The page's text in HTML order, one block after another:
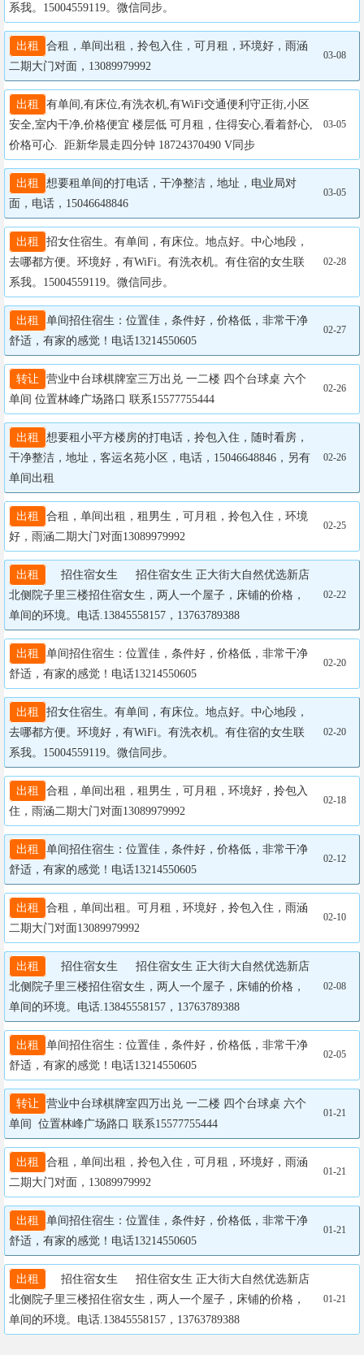
系我。15004559119。微信同步。
出租
合租，单间出租，拎包入住，可月租，环境好，雨涵
二期大门对面，13089979992
03-08
出租
有单间,有床位,有洗衣机,有WiFi交通便利守正街,小区
安全,室内干净,价格便宜 楼层低 可月租，住得安心,看着舒心,
价格可心.  距新华晨走四分钟 18724370490 V同步
03-05
出租
想要租单间的打电话，干净整洁，地址，电业局对
面，电话，15046648846
03-05
出租
招女住宿生。有单间，有床位。地点好。中心地段，
去哪都方便。环境好，有WiFi。有洗衣机。有住宿的女生联
系我。15004559119。微信同步。
02-28
出租
单间招住宿生：位置佳，条件好，价格低，非常干净
舒适，有家的感觉！电话13214550605
02-27
转让
营业中台球棋牌室三万出兑 一二楼 四个台球桌 六个
单间 位置林峰广场路口 联系15577755444
02-26
出租
想要租小平方楼房的打电话，拎包入住，随时看房，
干净整洁，地址，客运名苑小区，电话，15046648846，另有
单间出租
02-26
出租
合租，单间出租，租男生，可月租，拎包入住，环境
好，雨涵二期大门对面13089979992
02-25
出租
招住宿女生   招住宿女生 正大街大自然优选新店
北侧院子里三楼招住宿女生，两人一个屋子，床铺的价格，
单间的环境。电话.13845558157，13763789388
02-22
出租
单间招住宿生：位置佳，条件好，价格低，非常干净
舒适，有家的感觉！电话13214550605
02-20
出租
招女住宿生。有单间，有床位。地点好。中心地段，
去哪都方便。环境好，有WiFi。有洗衣机。有住宿的女生联
系我。15004559119。微信同步。
02-20
出租
合租，单间出租，租男生，可月租，环境好，拎包入
住，雨涵二期大门对面13089979992
02-18
出租
单间招住宿生：位置佳，条件好，价格低，非常干净
舒适，有家的感觉！电话13214550605
02-12
出租
合租，单间出租。可月租，环境好，拎包入住，雨涵
二期大门对面13089979992
02-10
出租
招住宿女生   招住宿女生 正大街大自然优选新店
北侧院子里三楼招住宿女生，两人一个屋子，床铺的价格，
单间的环境。电话.13845558157，13763789388
02-08
出租
单间招住宿生：位置佳，条件好，价格低，非常干净
舒适，有家的感觉！电话13214550605
02-05
转让
营业中台球棋牌室四万出兑 一二楼 四个台球桌 六个
单间  位置林峰广场路口 联系15577755444
01-21
出租
合租，单间出租，拎包入住，可月租，环境好，雨涵
二期大门对面，13089979992
01-21
出租
单间招住宿生：位置佳，条件好，价格低，非常干净
舒适，有家的感觉！电话13214550605
01-21
出租
招住宿女生   招住宿女生 正大街大自然优选新店
北侧院子里三楼招住宿女生，两人一个屋子，床铺的价格，
单间的环境。电话.13845558157，13763789388
01-21